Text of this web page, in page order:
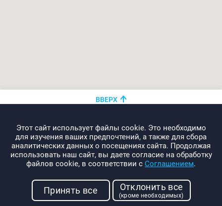
Этот сайт использует файлы cookie. Это необходимо
для изучения ваших предпочтений, а также для сбора
аналитических данных о посещениях сайта. Продолжая
использовать наш сайт, вы даете согласие на обработку
файлов cookie, в соответствии с Соглашением.
Принять все Отклонить все
(кроме необходимых)
ВВЕРХ
info@promo-webcom.by
© 2000-2026. Webcom Performance
г. Минск, ул. Свердлова, 11-332
УНП: 190437288